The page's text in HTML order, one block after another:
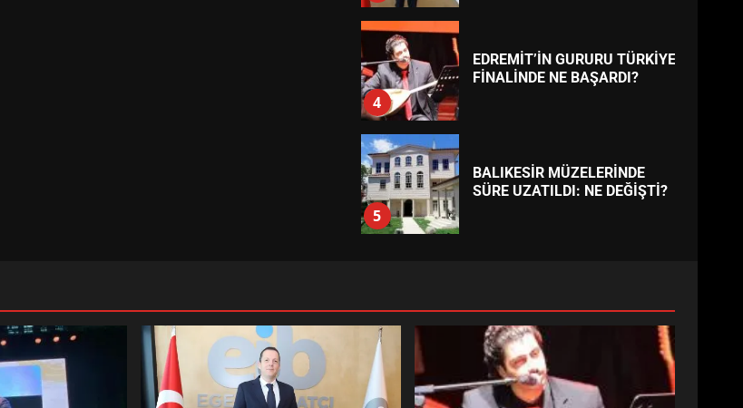
4
EDREMİT’İN GURURU TÜRKİYE
FİNALİNDE NE BAŞARDI?
5
BALIKESİR MÜZELERİNDE
SÜRE UZATILDI: NE DEĞİŞTİ?
6
DEĞİŞTİRİYOR?
BURHANİYE